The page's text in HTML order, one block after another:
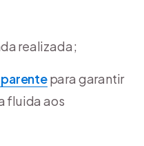
realizada;
para garantir
fluida aos